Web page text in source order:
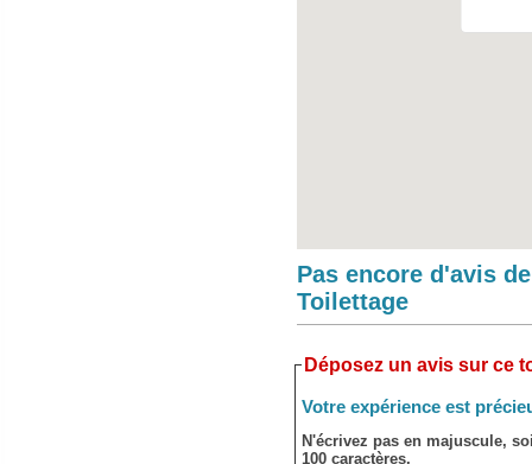
Pas encore d'avis
Toilettage
Déposez un avis sur ce
Votre expérience est
N'écrivez pas en majuscule,
100 caractères.